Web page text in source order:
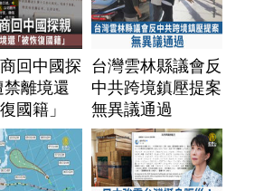
回中國探
禁離境還
國籍」
台灣雲林縣議會反
中共跨境鎮壓提案
無異議通過